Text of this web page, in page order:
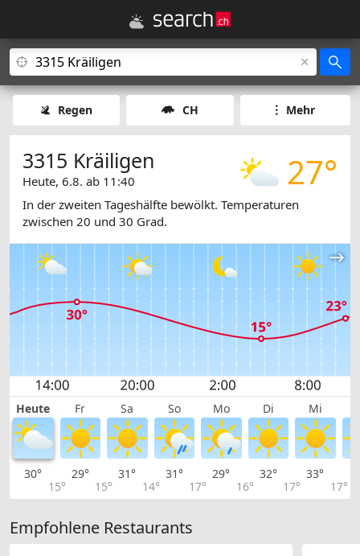
Regen CH Mehr
27°
3315 Kräiligen
Heute, 6.8. ab 11:40
In der zweiten Tageshälfte bewölkt. Temperaturen
zwischen 20 und 30 Grad.
Heute Fr Sa So Mo Di Mi
30°
15°
29°
15°
31°
14°
31°
17°
29°
16°
32°
17°
33°
17°
Empfohlene Restaurants